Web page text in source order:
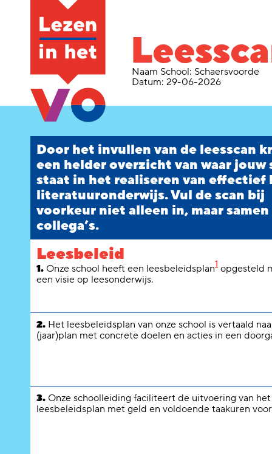
Naam School: Schaersvoorde
Datum: 29-06-2026
Door het invullen van de leesscan
een helder overzicht van waar jouw
staat in het realiseren van effectief
literatuuronderwijs. Vul de scan bij
voorkeur niet alleen in, maar
collega’s.
Leesbeleid
1. Onze school heeft een leesbeleidsplan1 opgesteld
een visie op leesonderwijs.
2. Het leesbeleidsplan van onze school is vertaald
(jaar)plan met concrete doelen en acties in een
3. Onze schoolleiding faciliteert de uitvoering van het
leesbeleidsplan met geld en voldoende taakuren